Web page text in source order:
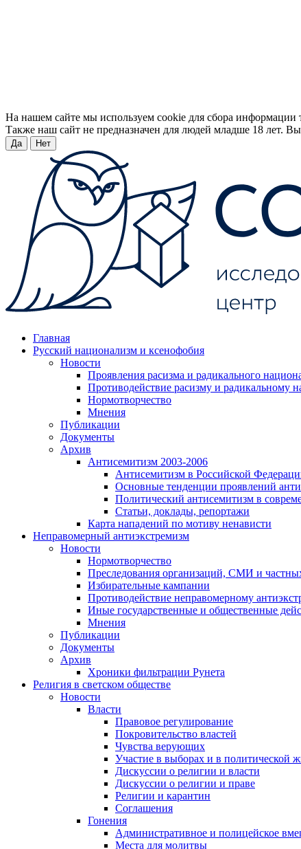
На нашем сайте мы используем cookie для сбора информации
Также наш сайт не предназначен для людей младше 18 лет.
Да Нет
Главная
Русский национализм и ксенофобия
Новости
Проявления расизма и радикального
Противодействие расизму и радикальному
Нормотворчество
Мнения
Публикации
Документы
Архив
Антисемитизм 2003-2006
Антисемитизм в Российской
Основные тенденции проявлений
Политический антисемитизм в
Статьи, доклады, репортажи
Карта нападений по мотиву ненависти
Неправомерный антиэкстремизм
Новости
Нормотворчество
Преследования организаций, СМИ и
Избирательные кампании
Противодействие неправомерному
Иные государственные и общественные
Мнения
Публикации
Документы
Архив
Хроники фильтрации Рунета
Религия в светском обществе
Новости
Власти
Правовое регулирование
Покровительство властей
Чувства верующих
Участие в выборах и в политической
Дискуссии о религии и власти
Дискуссии о религии и праве
Религии и карантин
Соглашения
Гонения
Административное и полицейское
Места для молитвы